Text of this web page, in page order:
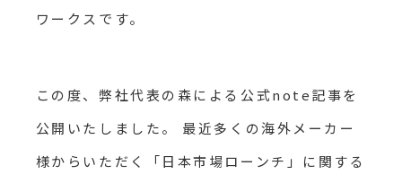
ワークスです。
この度、弊社代表の森による公式note記事を
公開いたしました。 最近多くの海外メーカー
様からいただく「日本市場ローンチ」に関する